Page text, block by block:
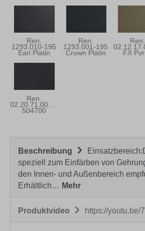
Ren.
1293.010-195
Earl Platin
Ren.
1293.001-195
Crown Platin
Ren.
FX
Ren.
02.20.71.000001-
504700
Beschreibung
speziell zum Einfärben von
den Innen- und Außenbereich
Erhältlich… Mehr
Produktvideo https://youtu.be/